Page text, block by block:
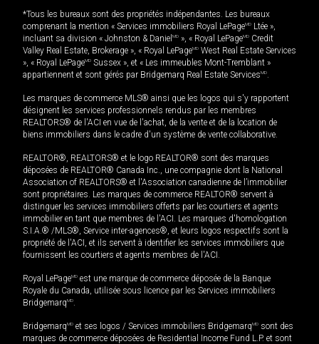
*Tous les bureaux sont des propriétés indépendantes. Les bureaux
comprenant la mention « Services immobiliers Royal LePageMD Ltée »,
incluant sa division « Johnston & Daniel MD », « Royal LePageMD Credit
Valley Real Estate, Brokerage », « Royal LePageMD West Real Estate Services
», « Royal LePageMD Sussex », et « Les immeubles Mont-Tremblant »
appartiennent et sont gérés par Bridgemarq Real Estate ServicesMD.
Les marques de commerce MLS® ainsi que les logos qui s'y rapportent
désignent les services professionnels rendus par les membres
REALTORS® de l'ACI en vue de l'achat, de la vente et de la location de
biens immobiliers dans le cadre d'un système de vente collaborative.
REALTOR®, REALTORS® et le logo REALTOR® sont des marques
déposées de REALTOR® Canada Inc., une compagnie dont la National
Association of REALTORS® et l'Association canadienne de l’immobilier
sont propriétaires. Les marques de commerce REALTOR® servent à
distinguer les services immobiliers offerts par les courtiers et agents
immobilier en tant que membres de l'ACI. Les marques d'homologation
S.I.A.® /MLS®, Service inter-agences®, et leurs logos respectifs sont la
propriété de l'ACI, et ils servent à identifier les services immobiliers que
fournissent les courtiers et agents membres de l'ACI.
Royal LePageMD est une marque de commerce déposée de la Banque
Royale du Canada, utilisée sous licence par les Services immobiliers
BridgemarqMD.
BridgemarqMD et ses logos / Services immobiliers BridgemarqMD sont des
marques de commerce déposées de Residential Income Fund L.P. et sont